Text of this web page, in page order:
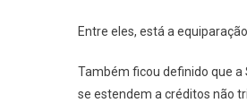
Entre eles, está a
Também ficou definido que
se estendem a créditos não